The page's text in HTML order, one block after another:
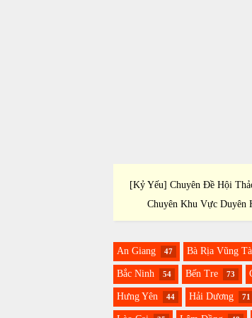
[Kỷ Yếu] Chuyên Đề Hội
Chuyên Khu Vực Duyên
An Giang 47 Bà Rịa Vũng
Bắc Ninh 54 Bến Tre 73
Hưng Yên 44 Hải Dương 71